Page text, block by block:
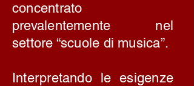
concentrato
prevalentemente nel
settore “scuole di musica”.
Interpretando le esigenze